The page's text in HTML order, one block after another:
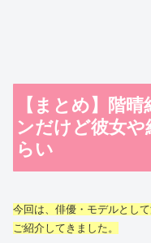
【まとめ】階
ンだけど彼女
らい
今回は、俳優・モデルとし
ご紹介してきました。